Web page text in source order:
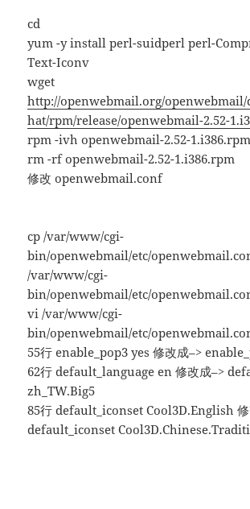
cd
yum -y install perl-suidperl perl-
Text-Iconv
wget
http://openwebmail.org/
hat/rpm/release/openwebmail-2.52-
rpm -ivh openwebmail-2.52-1.i386.rpm
rm -rf openwebmail-2.52-1.i386.rpm
修改 openwebmail.conf
cp /var/www/cgi-
bin/openwebmail/etc/
/var/www/cgi-
bin/openwebmail/etc/
vi /var/www/cgi-
bin/openwebmail/etc/
55行 enable_pop3 yes 修改成–>
62行 default_language en 修改成–>
zh_TW.Big5
85行 default_iconset Cool3D.English
default_iconset